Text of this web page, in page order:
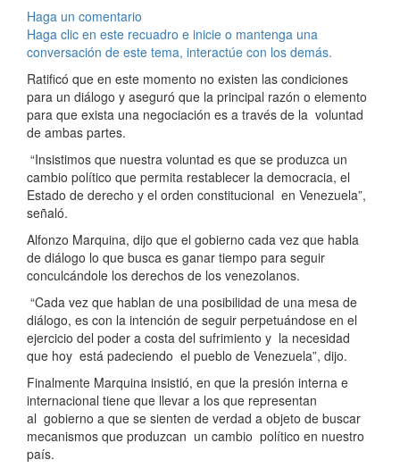
Haga un comentario
Haga clic en este recuadro e inicie o mantenga una
conversación de este tema, interactúe con los demás.
Ratificó que en este momento no existen las condiciones
para un diálogo y aseguró que la principal razón o elemento
para que exista una negociación es a través de la voluntad
de ambas partes.
“Insistimos que nuestra voluntad es que se produzca un
cambio político que permita restablecer la democracia, el
Estado de derecho y el orden constitucional en Venezuela”,
señaló.
Alfonzo Marquina, dijo que el gobierno cada vez que habla
de diálogo lo que busca es ganar tiempo para seguir
conculcándole los derechos de los venezolanos.
“Cada vez que hablan de una posibilidad de una mesa de
diálogo, es con la intención de seguir perpetuándose en el
ejercicio del poder a costa del sufrimiento y la necesidad
que hoy está padeciendo el pueblo de Venezuela”, dijo.
Finalmente Marquina insistió, en que la presión interna e
internacional tiene que llevar a los que representan
al gobierno a que se sienten de verdad a objeto de buscar
mecanismos que produzcan un cambio político en nuestro
país.